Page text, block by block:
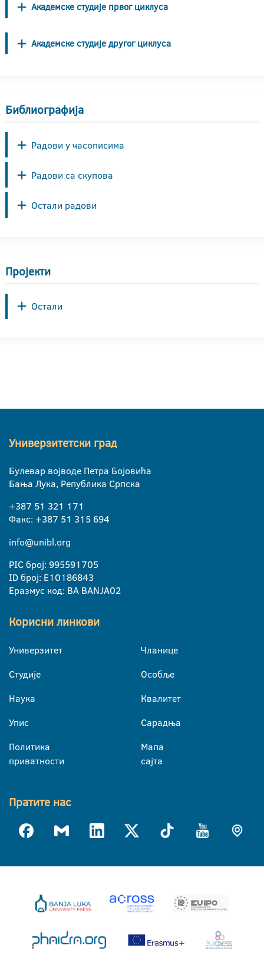
Академске студије првог циклуса
Академске студије другог циклуса
Библиографија
Радови у часописима
Радови са скупова
Остали радови
Пројекти
Остали
Универзитетски град
Булевар војводе Петра Бојовића
Бања Лука, Република Српска
+387 51 321 171
Факс: +387 51 315 694
info@unibl.org
PIC број: 995591705
ID број: E10186843
Еразмус код: BA BANJA02
Корисни линкови
Универзитет
Студије
Наука
Упис
Политика
приватности
Чланице
Особље
Квалитет
Сарадња
Мапа
сајта
Пратите нас